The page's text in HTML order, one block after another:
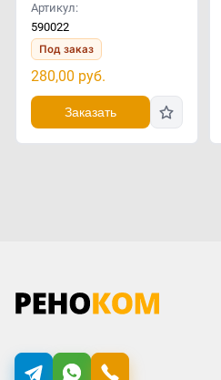
Артикул:
590022
Под заказ
280,00 руб.
Заказать